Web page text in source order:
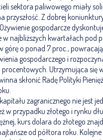
sektora paliwowego miały
Z dobrej
gospodarcze
najbliższych kwartałach pod
górę o ponad 7 proc.,
gospodarczego i
Utrzymująca się
skłonić Radę Polityki
zagranicznego nie jest
przypadku złotego i rynku
kurs dolara do złotego
od półtora roku.